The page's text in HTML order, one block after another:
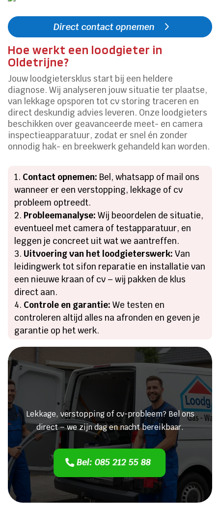
Direct contact opnemen
Hoe werkt een loodgieter in
Oldetrijne?
Jouw loodgietersklus start bij een heldere
diagnose. Wij analyseren jouw situatie ter plaatse,
van lekkage opsporen tot cv storing traceren en
direct deskundig advies leveren. Onze loodgieters
beschikken over geavanceerde meet- en camera
inspectieapparatuur, zodat er snel én zonder
onnodig hak- en breekwerk gehandeld kan worden.
Contact opnemen: Bel, whatsapp of mail ons
wanneer er een verstopping, lekkage of cv
probleem optreedt.
Probleemanalyse: Wij beoordelen de situatie,
eventueel met camera of testapparatuur, en
leggen je concreet uit wat we aantreffen.
Uitvoering van het loodgieterswerk: Van
leidingwerk tot sifon reparatie en installatie van
een nieuwe kraan of cv – wij pakken de klus
direct aan.
Controle en garantie: We testen en
controleren altijd alles na afronden en geven je
garantie op het werk.
Heeft u een lekkage of een
verstopping?
Lekkage, verstopping of cv-probleem? Bel ons
direct – we zijn dag en nacht bereikbaar.
Bel: 085 212 55 88